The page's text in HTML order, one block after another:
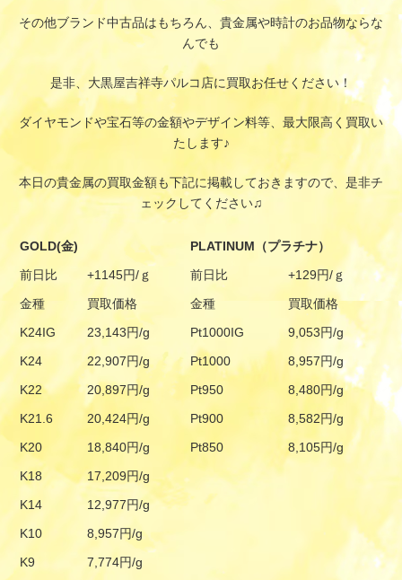
その他ブランド中古品はもちろん、貴金属や時計のお品物ならな
んでも
是非、大黒屋吉祥寺パルコ店に買取お任せください！
ダイヤモンドや宝石等の金額やデザイン料等、最大限高く買取い
たします♪
本日の貴金属の買取金額も下記に掲載しておきますので、是非チ
ェックしてください♫
GOLD(金)
PLATINUM（プラチナ）
前日比
+1145円/ｇ 前日比
+129円/ｇ
金種
買取価格 金種
買取価格
K24IG
23,143円/g Pt1000IG
9,053円/g
K24
22,907円/g Pt1000
8,957円/g
K22
20,897円/g Pt950
8,480円/g
K21.6
20,424円/g Pt900
8,582円/g
K20
18,840円/g Pt850
8,105円/g
K18
17,209円/g
K14
12,977円/g
K10
8,957円/g
K9
7,774円/g